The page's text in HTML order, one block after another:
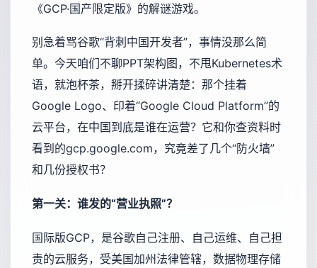
《GCP·国产限定版》的解谜游戏。
别急着骂谷歌“背刺中国开发者”，事情没那么简
单。今天咱们不聊PPT架构图，不甩Kubernetes术
语，就泡杯茶，掰开揉碎讲清楚：那个挂着
Google Logo、印着“Google Cloud Platform”的
云平台，在中国到底是谁在运营？它和你查资料时
看到的gcp.google.com，究竟差了几个“防火墙”
和几份授权书？
第一关：谁发的“营业执照”？
国际版GCP，是谷歌自己注册、自己运维、自己担
责的云服务，受美国加州法律管辖，数据物理存储